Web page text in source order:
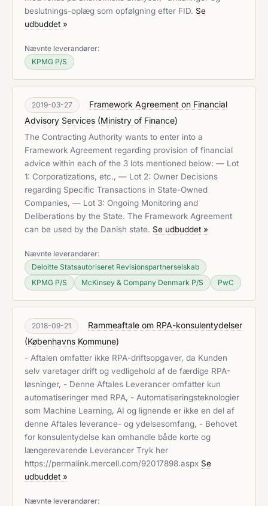
beslutnings-oplæg som opfølgning efter FID. Se
udbuddet »
Nævnte leverandører:
KPMG P/S
2019-03-27
Framework Agreement on Financial
Advisory Services (Ministry of Finance)
The Contracting Authority wants to enter into a
Framework Agreement regarding provision of financial
advice within each of the 3 lots mentioned below: — Lot
1: Corporatizations, etc., — Lot 2: Owner Decisions
regarding Specific Transactions in State-Owned
Companies, — Lot 3: Ongoing Monitoring and
Deliberations by the State. The Framework Agreement
can be used by the Danish state. Se udbuddet »
Nævnte leverandører:
Deloitte Statsautoriseret Revisionspartnerselskab
KPMG P/S
McKinsey & Company Denmark P/S PwC
2018-09-21
Rammeaftale om RPA-konsulentydelser
(Københavns Kommune)
- Aftalen omfatter ikke RPA-driftsopgaver, da Kunden
selv varetager drift og vedligehold af de færdige RPA-
løsninger, - Denne Aftales Leverancer omfatter kun
automatiseringer med RPA, - Automatiseringsteknologier
som Machine Learning, AI og lignende er ikke en del af
denne Aftales leverance- og ydelsesomfang, - Behovet
for konsulentydelse kan omhandle både korte og
længerevarende Leverancer Tryk her
https://permalink.mercell.com/92017898.aspx Se
udbuddet »
Nævnte leverandører: